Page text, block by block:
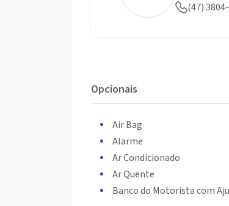
(47)
Opcionais
Air Bag
Alarme
Ar Condicionado
Ar Quente
Banco do Motorista com